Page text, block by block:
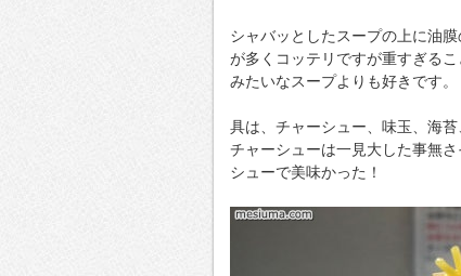
シャバッとしたスープの上に油
が多くコッテリですが重すぎる
みたいなスープよりも好きです。
具は、チャーシュー、味玉、海
チャーシューは一見大した事無
シューで美味かった！